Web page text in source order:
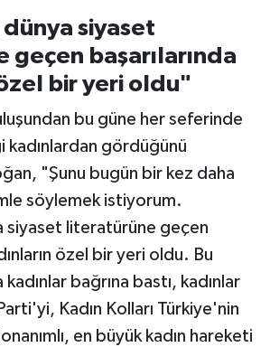
siyaset
geçen başarılarında
özel bir yeri oldu"
bu güne her seferinde
kadınlardan gördüğünü
"Şunu bugün bir kez daha
söylemek istiyorum.
siyaset literatürüne geçen
özel bir yeri oldu. Bu
bağrına bastı, kadınlar
Kadın Kolları Türkiye'nin
en büyük kadın hareketi